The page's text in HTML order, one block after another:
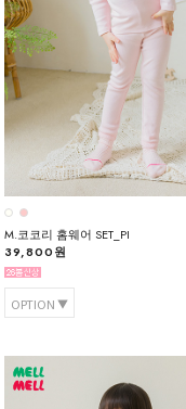
M.코코리 홈웨어 SET_PI
39,800원
OPTION